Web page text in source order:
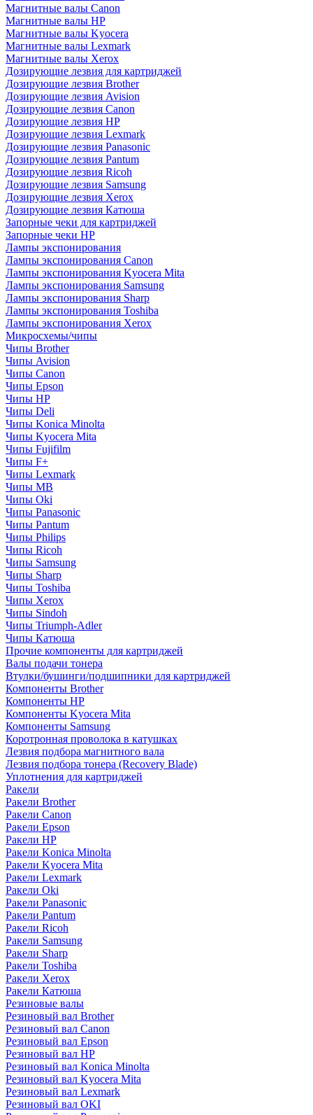
Магнитные валы Canon
Магнитные валы HP
Магнитные валы Kyocera
Магнитные валы Lexmark
Магнитные валы Xerox
Дозирующие лезвия для картриджей
Дозирующие лезвия Brother
Дозирующие лезвия Avision
Дозирующие лезвия Canon
Дозирующие лезвия HP
Дозирующие лезвия Lexmark
Дозирующие лезвия Panasonic
Дозирующие лезвия Pantum
Дозирующие лезвия Ricoh
Дозирующие лезвия Samsung
Дозирующие лезвия Xerox
Дозирующие лезвия Катюша
Запорные чеки для картриджей
Запорные чеки HP
Лампы экспонирования
Лампы экспонирования Canon
Лампы экспонирования Kyocera Mita
Лампы экспонирования Samsung
Лампы экспонирования Sharp
Лампы экспонирования Toshiba
Лампы экспонирования Xerox
Микросхемы/чипы
Чипы Brother
Чипы Avision
Чипы Canon
Чипы Epson
Чипы HP
Чипы Deli
Чипы Konica Minolta
Чипы Kyocera Mita
Чипы Fujifilm
Чипы F+
Чипы Lexmark
Чипы MB
Чипы Oki
Чипы Panasonic
Чипы Pantum
Чипы Philips
Чипы Ricoh
Чипы Samsung
Чипы Sharp
Чипы Toshiba
Чипы Xerox
Чипы Sindoh
Чипы Triumph-Adler
Чипы Катюша
Прочие компоненты для картриджей
Валы подачи тонера
Втулки/бушинги/подшипники для картриджей
Компоненты Brother
Компоненты HP
Компоненты Kyocera Mita
Компоненты Samsung
Коротронная проволока в катушках
Лезвия подбора магнитного вала
Лезвия подбора тонера (Recovery Blade)
Уплотнения для картриджей
Ракели
Ракели Brother
Ракели Canon
Ракели Epson
Ракели HP
Ракели Konica Minolta
Ракели Kyocera Mita
Ракели Lexmark
Ракели Oki
Ракели Panasonic
Ракели Pantum
Ракели Ricoh
Ракели Samsung
Ракели Sharp
Ракели Toshiba
Ракели Xerox
Ракели Катюша
Резиновые валы
Резиновый вал Brother
Резиновый вал Canon
Резиновый вал Epson
Резиновый вал HP
Резиновый вал Konica Minolta
Резиновый вал Kyocera Mita
Резиновый вал Lexmark
Резиновый вал OKI